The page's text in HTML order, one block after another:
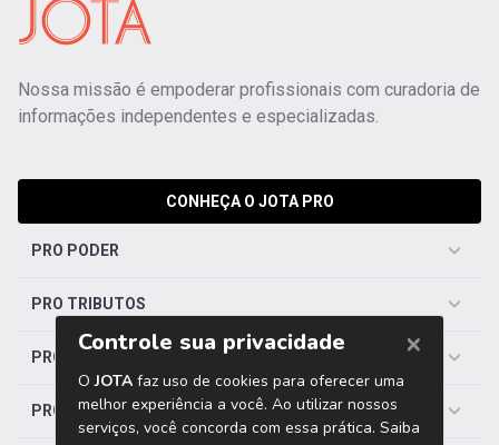
Nossa missão é empoderar profissionais com curadoria de
informações independentes e especializadas.
CONHEÇA O JOTA PRO
PRO PODER
PRO TRIBUTOS
PRO TRABALHISTA
PRO SAÚDE